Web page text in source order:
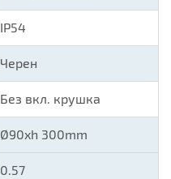
IP54
Черен
Без вкл. крушка
Ø90xh 300mm
0.57